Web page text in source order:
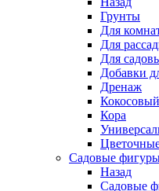
Грунты
Для
Для
Для
Добавки
Дренаж
Кора
Садовые
Назад
Садовые